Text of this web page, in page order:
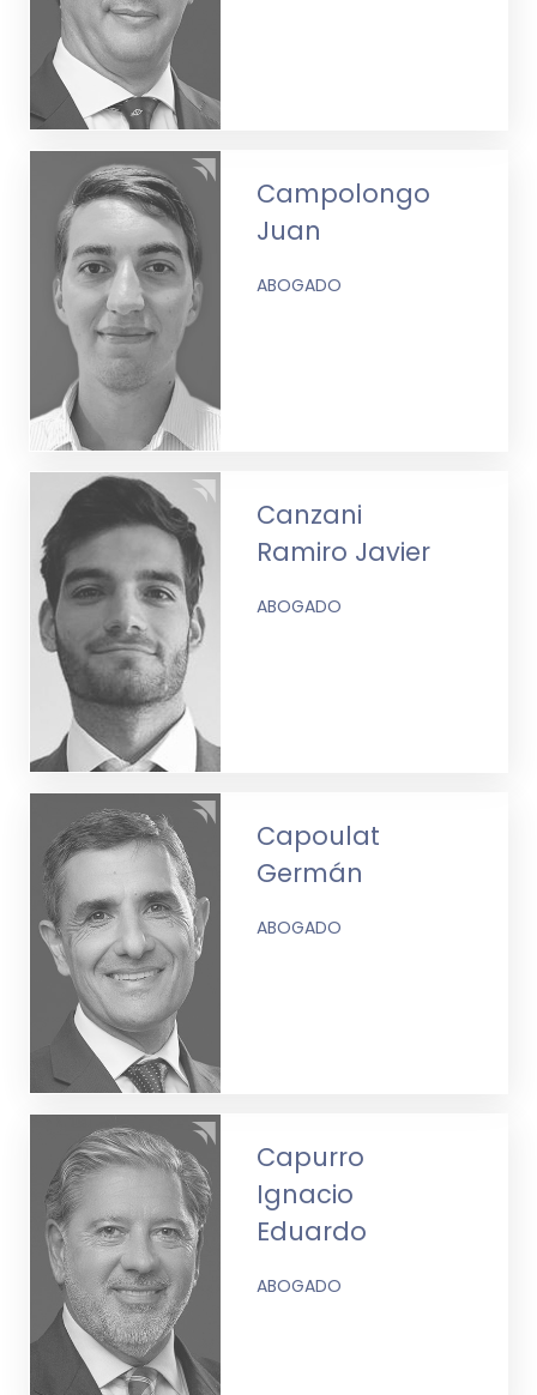
Campolongo
Juan
ABOGADO
Canzani
Ramiro Javier
ABOGADO
Capoulat
Germán
ABOGADO
Capurro
Ignacio
Eduardo
ABOGADO